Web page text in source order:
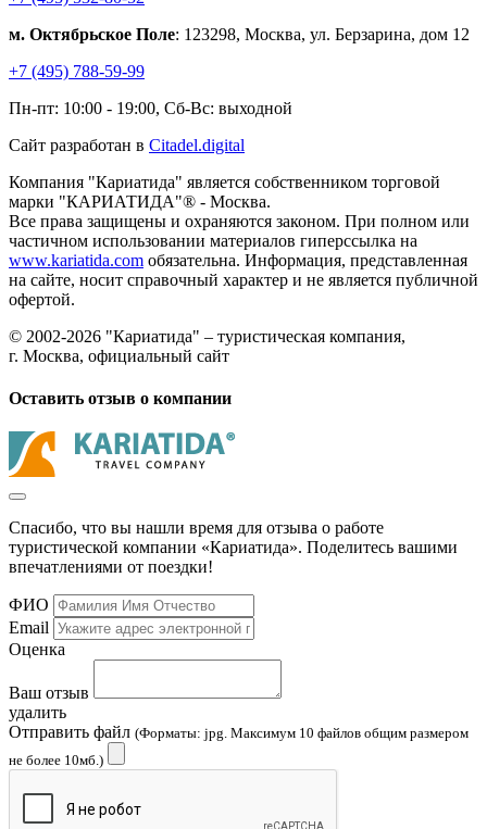
м. Октябрьское Поле: 123298, Москва, ул. Берзарина, дом 12
+7 (495) 788-59-99
Пн-пт: 10:00 - 19:00, Сб-Вс: выходной
Сайт разработан в Citadel.digital
Компания "Кариатида" является собственником торговой
марки "КАРИАТИДА"® - Москва.
Все права защищены и охраняются законом. При полном или
частичном использовании материалов гиперссылка на
www.kariatida.com обязательна. Информация, представленная
на сайте, носит справочный характер и не является публичной
офертой.
© 2002-2026 "Кариатида" – туристическая компания,
г. Москва, официальный сайт
Оставить отзыв о компании
Спасибо, что вы нашли время для отзыва о работе
туристической компании «Кариатида». Поделитесь вашими
впечатлениями от поездки!
ФИО
Email
Оценка
Ваш отзыв
удалить
Отправить файл (Форматы: jpg. Максимум 10 файлов общим размером
не более 10мб.)